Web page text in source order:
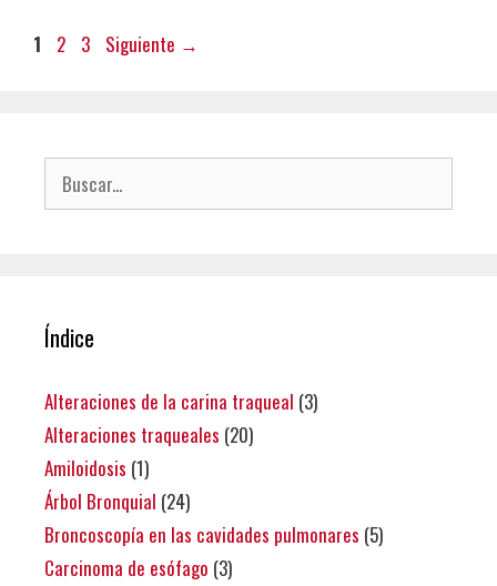
Página
1 Página
2 Página
3 Siguiente →
Buscar:
Índice
Alteraciones de la carina traqueal (3)
Alteraciones traqueales (20)
Amiloidosis (1)
Árbol Bronquial (24)
Broncoscopía en las cavidades pulmonares (5)
Carcinoma de esófago (3)